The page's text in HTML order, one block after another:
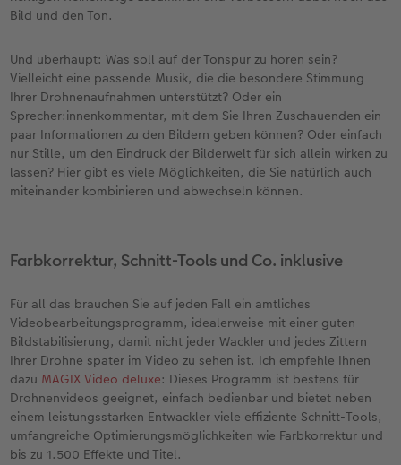
Bild und den Ton.
Und überhaupt: Was soll auf der Tonspur zu hören sein?
Vielleicht eine passende Musik, die die besondere Stimmung
Ihrer Drohnenaufnahmen unterstützt? Oder ein
Sprecher:innenkommentar, mit dem Sie Ihren Zuschauenden ein
paar Informationen zu den Bildern geben können? Oder einfach
nur Stille, um den Eindruck der Bilderwelt für sich allein wirken zu
lassen? Hier gibt es viele Möglichkeiten, die Sie natürlich auch
miteinander kombinieren und abwechseln können.
Farbkorrektur, Schnitt-Tools und Co. inklusive
Für all das brauchen Sie auf jeden Fall ein amtliches
Videobearbeitungsprogramm, idealerweise mit einer guten
Bildstabilisierung, damit nicht jeder Wackler und jedes Zittern
Ihrer Drohne später im Video zu sehen ist. Ich empfehle Ihnen
dazu MAGIX Video deluxe: Dieses Programm ist bestens für
Drohnenvideos geeignet, einfach bedienbar und bietet neben
einem leistungsstarken Entwackler viele effiziente Schnitt-Tools,
umfangreiche Optimierungsmöglichkeiten wie Farbkorrektur und
bis zu 1.500 Effekte und Titel.